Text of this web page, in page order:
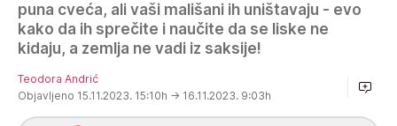
puna cveća, ali vaši mališani ih uništavaju - evo
kako da ih sprečite i naučite da se liske ne
kidaju, a zemlja ne vadi iz saksije!
Teodora Andrić
Objavljeno 15.11.2023. 15:10h → 16.11.2023. 9:03h